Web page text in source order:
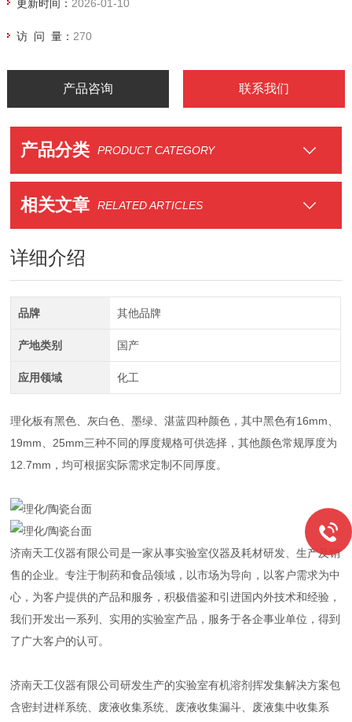
更新时间： 2026-01-10
访 问 量： 270
产品咨询 联系我们
产品分类 PRODUCT CATEGORY
相关文章 RELATED ARTICLES
详细介绍
品牌 其他品牌
产地类别 国产
应用领域 化工
理化板有黑色、灰白色、墨绿、湛蓝四种颜色，其中黑色有16mm、
19mm、25mm三种不同的厚度规格可供选择，其他颜色常规厚度为
12.7mm，均可根据实际需求定制不同厚度。
济南天工仪器有限公司是一家从事实验室仪器及耗材研发、生产及销
售的企业。专注于制药和食品领域，以市场为导向，以客户需求为中
心，为客户提供的产品和服务，积极借鉴和引进国内外技术和经验，
我们开发出一系列、实用的实验室产品，服务于各企事业单位，得到
了广大客户的认可。
济南天工仪器有限公司研发生产的实验室有机溶剂挥发集解决方案包
含密封进样系统、废液收集系统、废液收集漏斗、废液集中收集系